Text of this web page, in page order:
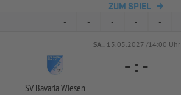
ZUM SPIEL
- - - - -
SA.. 15.05.2027 /14:00 Uhr
SV Bavaria Wiesen
- : -